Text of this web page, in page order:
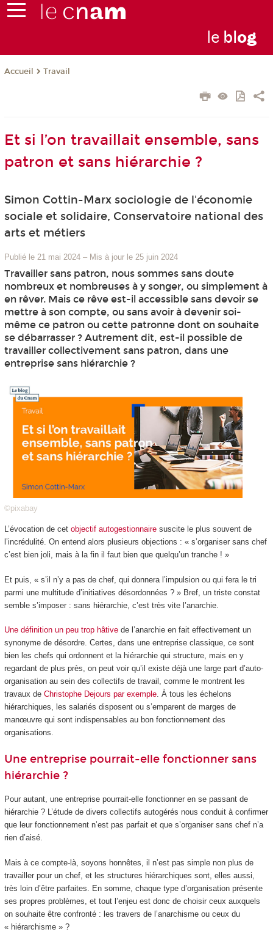
le blog
Accueil Travail
Et si l’on travaillait ensemble, sans
patron et sans hiérarchie ?
Simon Cottin-Marx sociologie de l'économie
sociale et solidaire, Conservatoire national des
arts et métiers
Publié le 21 mai 2024 – Mis à jour le 25 juin 2024
Travailler sans patron, nous sommes sans doute
nombreux et nombreuses à y songer, ou simplement à
en rêver. Mais ce rêve est-il accessible sans devoir se
mettre à son compte, ou sans avoir à devenir soi-
même ce patron ou cette patronne dont on souhaite
se débarrasser ? Autrement dit, est-il possible de
travailler collectivement sans patron, dans une
entreprise sans hiérarchie ?
©pixabay
L’évocation de cet objectif autogestionnairesuscite le plus souvent de
l’incrédulité. On entend alors plusieurs objections : « s’organiser sans chef
c’est bien joli, mais à la fin il faut bien que quelqu’un tranche ! »
Et puis, « s’il n’y a pas de chef, qui donnera l’impulsion ou qui fera le tri
parmi une multitude d’initiatives désordonnées ? » Bref, un triste constat
semble s’imposer : sans hiérarchie, c’est très vite l’anarchie.
Une définition un peu trop hâtivede l’anarchie en fait effectivement un
synonyme de désordre. Certes, dans une entreprise classique, ce sont
bien les chefs qui ordonnent et la hiérarchie qui structure, mais en y
regardant de plus près, on peut voir qu’il existe déjà une large part d’auto-
organisation au sein des collectifs de travail, comme le montrent les
travaux de Christophe Dejours par exemple. À tous les échelons
hiérarchiques, les salariés disposent ou s’emparent de marges de
manœuvre qui sont indispensables au bon fonctionnement des
organisations.
Une entreprise pourrait-elle fonctionner sans
hiérarchie ?
Pour autant, une entreprise pourrait-elle fonctionner en se passant de
hiérarchie ? L’étude de divers collectifs autogérés nous conduit à confirmer
que leur fonctionnement n’est pas parfait et que s’organiser sans chef n’a
rien d’aisé.
Mais à ce compte-là, soyons honnêtes, il n’est pas simple non plus de
travailler pour un chef, et les structures hiérarchiques sont, elles aussi,
très loin d’être parfaites. En somme, chaque type d’organisation présente
ses propres problèmes, et tout l’enjeu est donc de choisir ceux auxquels
on souhaite être confronté : les travers de l’anarchisme ou ceux du
« hiérarchisme » ?